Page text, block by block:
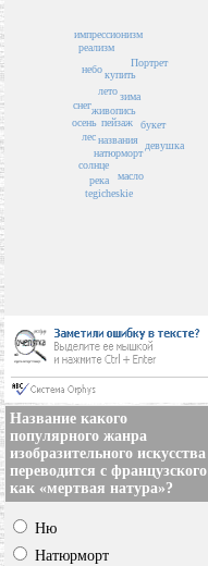
пейзаж
названия
живопись
лето
натюрморт
купить
солнце
лес
зима
осень букет
масло
река
снег
tegicheskie
реализм
небо
импрессионизм
Портрет
девушка
Название какого
популярного жанра
изобразительного искусства
переводится с французского
как «мертвая натура»?
Ню
Натюрморт